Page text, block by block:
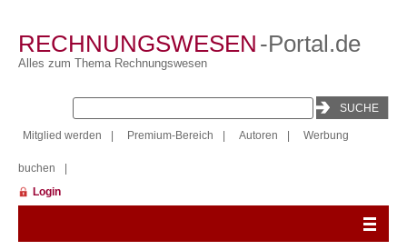
RECHNUNGSWESEN -Portal.de
Alles zum Thema Rechnungswesen
Mitglied werden Premium-Bereich Autoren Werbung
buchen
Login